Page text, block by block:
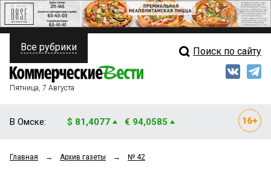
ПОЛИТИКА
ФИНАНСЫ
ОБЩЕСТВО
Свежий выпуск
Все рубрики Поиск по сайту
Пятница, 7 Августа
В Омске: $ 81,4077 € 94,0585
Главная → Архив газеты → № 42